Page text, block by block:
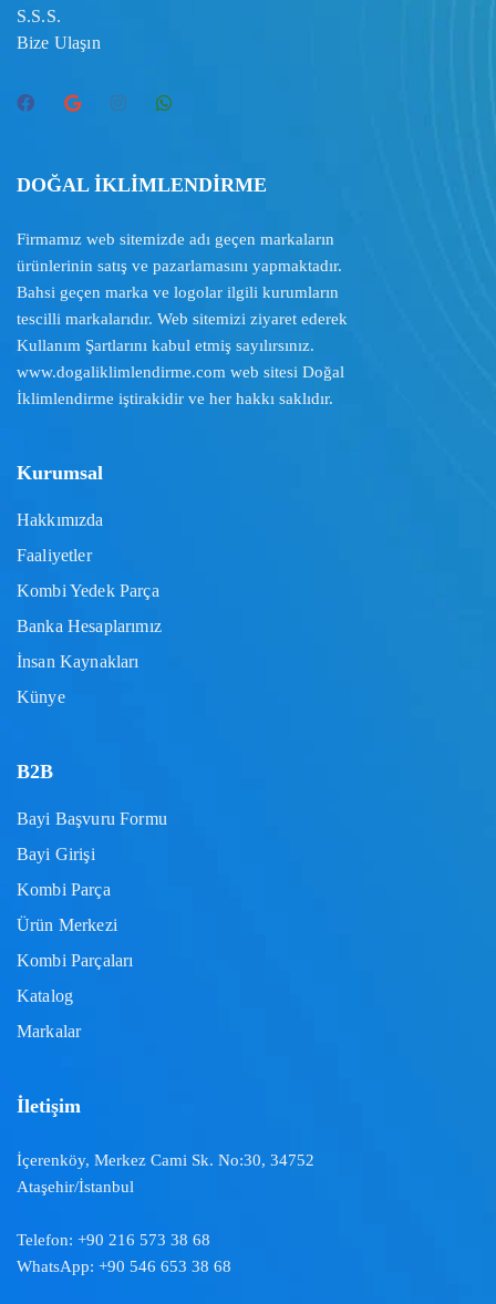
S.S.S.
Bize Ulaşın
DOĞAL İKLİMLENDİRME
Firmamız web sitemizde adı geçen markaların
ürünlerinin satış ve pazarlamasını yapmaktadır.
Bahsi geçen marka ve logolar ilgili kurumların
tescilli markalarıdır. Web sitemizi ziyaret ederek
Kullanım Şartlarını kabul etmiş sayılırsınız.
www.dogaliklimlendirme.com web sitesi Doğal
İklimlendirme iştirakidir ve her hakkı saklıdır.
Kurumsal
Hakkımızda
Faaliyetler
Kombi Yedek Parça
Banka Hesaplarımız
İnsan Kaynakları
Künye
B2B
Bayi Başvuru Formu
Bayi Girişi
Kombi Parça
Ürün Merkezi
Kombi Parçaları
Katalog
Markalar
İletişim
İçerenköy, Merkez Cami Sk. No:30, 34752
Ataşehir/İstanbul
Telefon: +90 216 573 38 68
WhatsApp: +90 546 653 38 68